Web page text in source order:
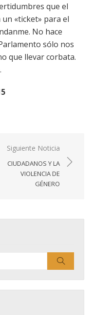
que el
«ticket» para el
No hace
sólo nos
que llevar corbata.
Siguiente Noticia
CIUDADANOS Y LA
VIOLENCIA DE
GÉNERO